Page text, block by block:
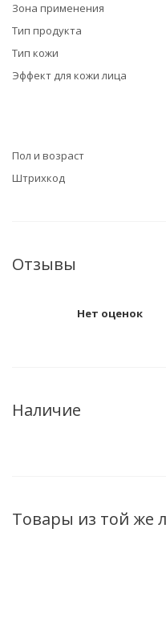
Зона применения
Тип продукта
Тип кожи
Эффект для кожи лица
Пол и возраст
Штрихкод
Отзывы
Нет оценок
Наличие
Товары из той же